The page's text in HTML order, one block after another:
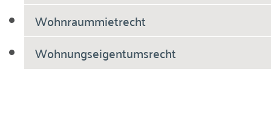
Wohnraummietrecht
Wohnungseigentumsrecht